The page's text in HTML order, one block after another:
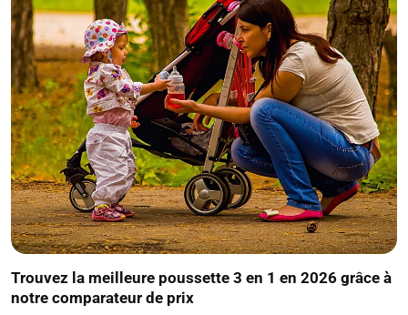
Trouvez la meilleure poussette 3 en 1 en 2026 grâce à
notre comparateur de prix